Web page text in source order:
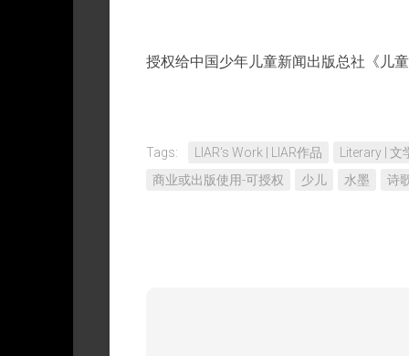
授权给中国少年儿童新闻出版总社《儿
Tags: LIAR‘s Work | LIAR作品
Literary |
商业或出版使用-可授权
少儿 水墨 诗